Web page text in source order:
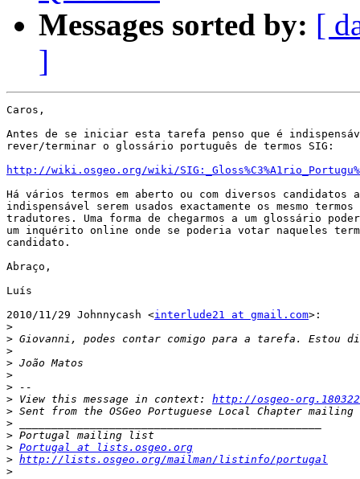
Messages sorted by: [
]
Caros,
Antes de se iniciar esta tarefa penso que é
rever/terminar o glossário português de termos SIG:
http://wiki.osgeo.org/wiki/
Há vários termos em aberto ou com diversos candidatos
indispensável serem usados exactamente os mesmo
tradutores. Uma forma de chegarmos a um glossário
um inquérito online onde se poderia votar naqueles
candidato.
Abraço,
Luís
2010/11/29 Johnnycash <interlude21 at gmail.com>:
>
>
>
>
>
>
> View this message in context: http://osgeo-
>
>
>
> Portugal at lists.osgeo.org
> http://lists.osgeo.org/mailman/listinfo/portugal
>